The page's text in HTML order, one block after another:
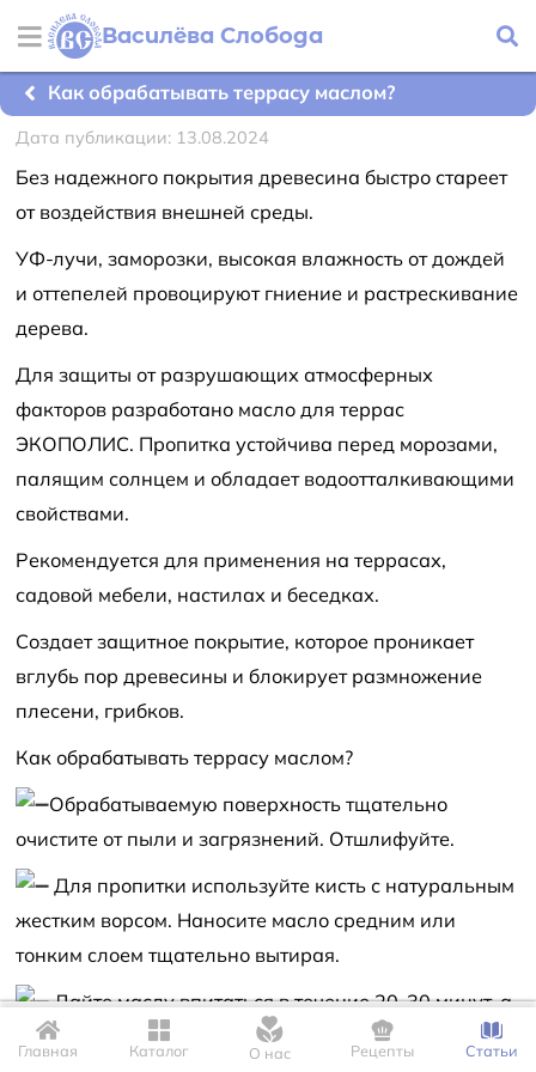
Василёва Слобода
Как обрабатывать террасу маслом?
Дата публикации: 13.08.2024
Без надежного покрытия древесина быстро стареет
от воздействия внешней среды.
УФ-лучи, заморозки, высокая влажность от дождей
и оттепелей провоцируют гниение и растрескивание
дерева.
Для защиты от разрушающих атмосферных
факторов разработано масло для террас
ЭКОПОЛИС. Пропитка устойчива перед морозами,
палящим солнцем и обладает водоотталкивающими
свойствами.
Рекомендуется для применения на террасах,
садовой мебели, настилах и беседках.
Создает защитное покрытие, которое проникает
вглубь пор древесины и блокирует размножение
плесени, грибков.
Как обрабатывать террасу маслом?
Обрабатываемую поверхность тщательно
очистите от пыли и загрязнений. Отшлифуйте.
Для пропитки используйте кисть с натуральным
жестким ворсом. Наносите масло средним или
тонким слоем тщательно вытирая.
Дайте маслу впитаться в течение 20-30 минут, а
после удалите с поверхности излишки сухой
Главная Каталог О нас Рецепты Статьи
Для корректной работы сайта мы используем файлы Cookie. Это
позволяет нам запомнить Ваши настройки и предпочтения.